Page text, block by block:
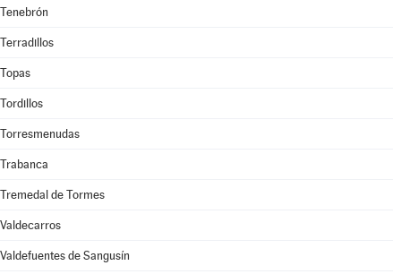
Tenebrón
Terradillos
Topas
Tordillos
Torresmenudas
Trabanca
Tremedal de Tormes
Valdecarros
Valdefuentes de Sangusín